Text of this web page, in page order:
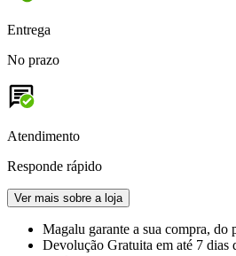
Entrega
No prazo
Atendimento
Responde rápido
Ver mais sobre a loja
Magalu garante a sua compra, do
Devolução Gratuita em até 7 dias